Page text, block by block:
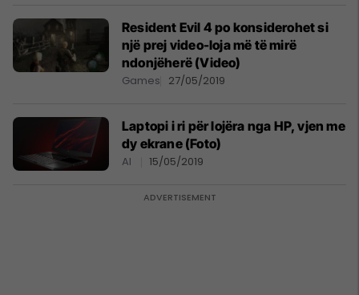
Resident Evil 4 po konsiderohet si
një prej video-loja më të mirë
ndonjëherë (Video)
Games 27/05/2019
Laptopi i ri për lojëra nga HP, vjen me
dy ekrane (Foto)
AI 15/05/2019